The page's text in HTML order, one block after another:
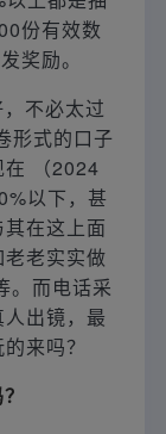
份有效数
奖励。
不必太过
形式的口子
在 （2024
以下，甚
在这上面
老实实做
。而电话采
出镜，最
来吗？